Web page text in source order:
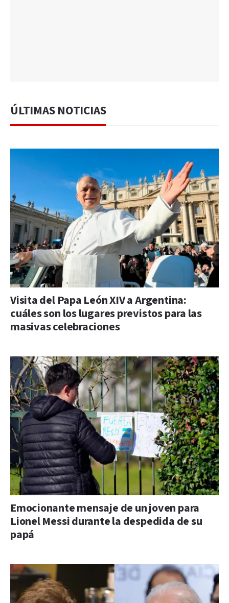
ÚLTIMAS NOTICIAS
Visita del Papa León XIV a Argentina:
cuáles son los lugares previstos para las
masivas celebraciones
Emocionante mensaje de un joven para
Lionel Messi durante la despedida de su
papá